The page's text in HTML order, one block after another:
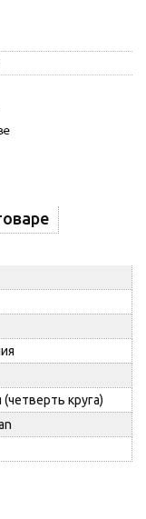
(четверть круга)